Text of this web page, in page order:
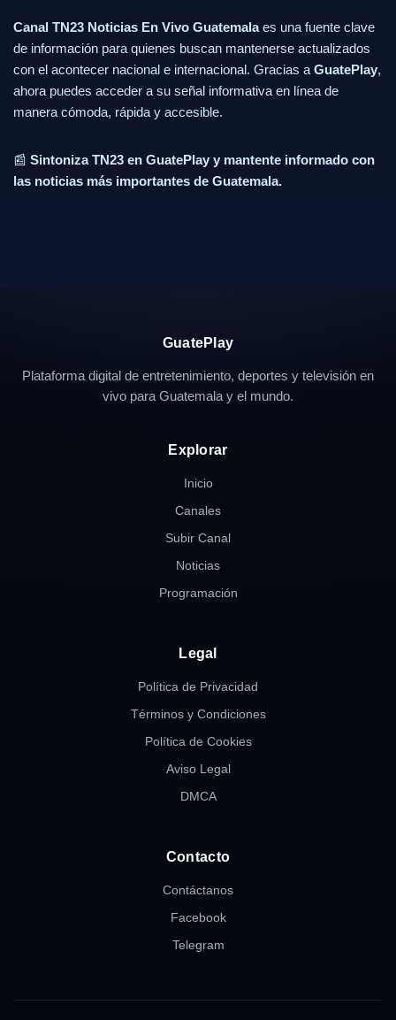
Canal TN23 Noticias En Vivo Guatemalaes una fuente clave
de información para quienes buscan mantenerse actualizados
con el acontecer nacional e internacional. Gracias a GuatePlay,
ahora puedes acceder a su señal informativa en línea de
manera cómoda, rápida y accesible.
📰 Sintoniza TN23 en GuatePlay y mantente informado con
las noticias más importantes de Guatemala.
GuatePlay
Plataforma digital de entretenimiento, deportes y televisión en
vivo para Guatemala y el mundo.
Explorar
Inicio
Canales
Subir Canal
Noticias
Programación
Legal
Política de Privacidad
Términos y Condiciones
Política de Cookies
Aviso Legal
DMCA
Contacto
Contáctanos
Facebook
Telegram